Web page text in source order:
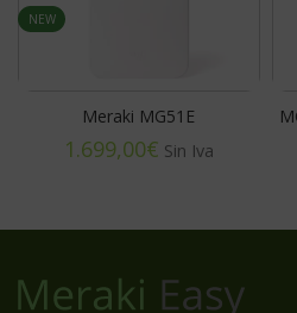
NEW
Meraki MG51E
€